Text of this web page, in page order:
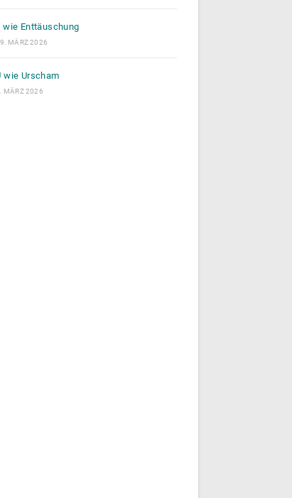
wie Enttäuschung
MÄRZ 2026
wie Urscham
MÄRZ 2026